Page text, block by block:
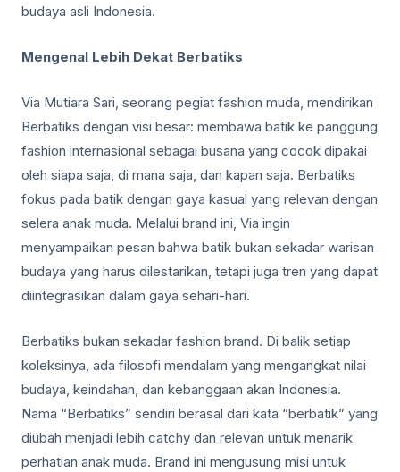
budaya asli Indonesia.
Mengenal Lebih Dekat Berbatiks
Via Mutiara Sari, seorang pegiat fashion muda, mendirikan
Berbatiks dengan visi besar: membawa batik ke panggung
fashion internasional sebagai busana yang cocok dipakai
oleh siapa saja, di mana saja, dan kapan saja. Berbatiks
fokus pada batik dengan gaya kasual yang relevan dengan
selera anak muda. Melalui brand ini, Via ingin
menyampaikan pesan bahwa batik bukan sekadar warisan
budaya yang harus dilestarikan, tetapi juga tren yang dapat
diintegrasikan dalam gaya sehari-hari.
Berbatiks bukan sekadar fashion brand. Di balik setiap
koleksinya, ada filosofi mendalam yang mengangkat nilai
budaya, keindahan, dan kebanggaan akan Indonesia.
Nama “Berbatiks” sendiri berasal dari kata “berbatik” yang
diubah menjadi lebih catchy dan relevan untuk menarik
perhatian anak muda. Brand ini mengusung misi untuk